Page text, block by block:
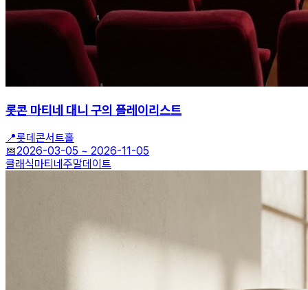
롯콘 마티네 대니 구의 플레이리스트
📍롯데콘서트홀
📅2026-03-05 ~ 2026-11-05
클래식마티네주말데이트